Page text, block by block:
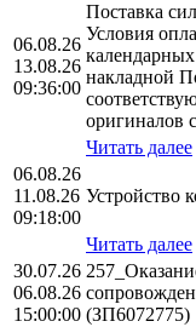
06.08.26
13.08.26
09:36:00
Поставка
Условия
накладной
оригиналов
Читать далее
06.08.26
11.08.26
09:18:00
Устройство
Читать далее
30.07.26
06.08.26
15:00:00 (ЗП6072775)